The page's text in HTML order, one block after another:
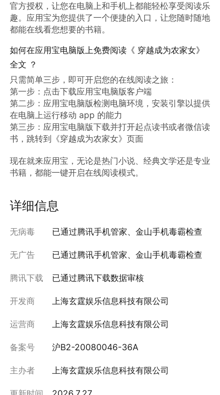
官方授权，让您在电脑上和手机上都能轻松享受阅读乐
趣。应用宝为您提供了一个便捷的入口，让您随时随地
都能在线看您想要的书籍。
如何在应用宝电脑版上免费阅读《 穿越成为农家女》
全文 ？
只需简单三步，即可开启您的在线阅读之旅：
第一步：点击下载应用宝电脑版客户端
第二步：应用宝电脑版检测电脑环境，安装引擎以提供
在电脑上运行移动 app 的能力
第三步：应用宝电脑版下载并打开起点读书或者微信读
书，跳转到《穿越成为农家女》页面
现在就来应用宝，无论是热门小说、经典文学还是专业
书籍，都能一键开启在线阅读模式。
详细信息
无病毒 已通过腾讯手机管家、金山手机毒霸检查
无广告 已通过腾讯手机管家、金山手机毒霸检查
腾讯下载 已通过腾讯下载数据审核
开发商 上海玄霆娱乐信息科技有限公司
运营商 上海玄霆娱乐信息科技有限公司
备案号 沪B2-20080046-36A
主办者 上海玄霆娱乐信息科技有限公司